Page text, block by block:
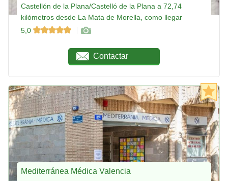
Castellón de la Plana/Castelló de la Plana a 72,74
kilómetros desde La Mata de Morella, como llegar
5,0
Contactar
Mediterránea Médica Valencia